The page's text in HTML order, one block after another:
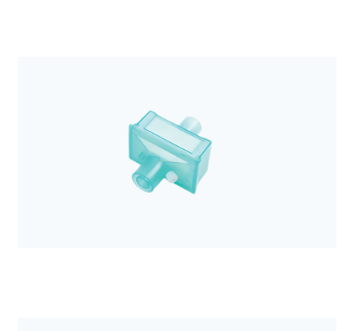
Anestezjologia i aparatura medyczna
Obwód oddechowy DAR dla dorosłych, 60/180cm
rozciągliwy z workiem 2L